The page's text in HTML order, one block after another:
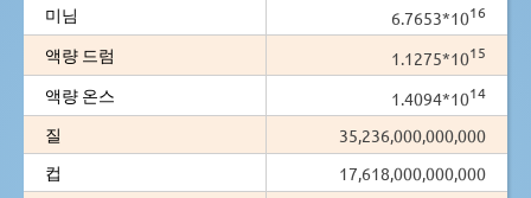
미님 6.7653*1016
액량 드럼 1.1275*1015
액량 온스 1.4094*1014
질
35,236,000,000,000
컵
17,618,000,000,000